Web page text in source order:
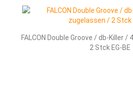
FALCON Double Groove / db-Killer
2 Stck EG-BE